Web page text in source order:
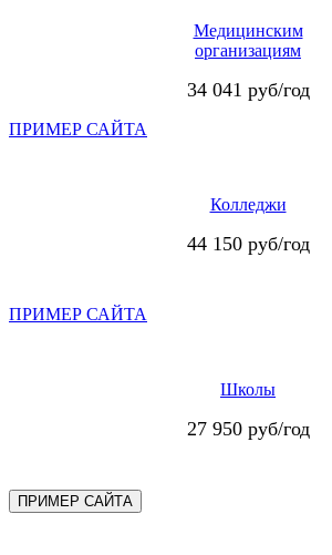
Медицинским
организациям
34 041 руб/год
ПРИМЕР САЙТА
Колледжи
44 150 руб/год
ПРИМЕР САЙТА
Школы
27 950 руб/год
ПРИМЕР САЙТА